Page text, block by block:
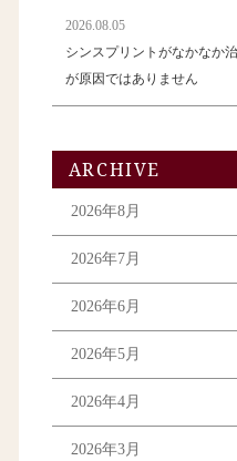
2026.08.05
シンスプリントがなかなか
が原因ではありません
ARCHIVE
2026年8月
2026年7月
2026年6月
2026年5月
2026年4月
2026年3月